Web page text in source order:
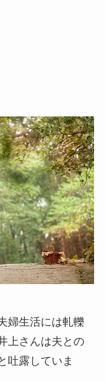
婦生活には軋轢
上さんは夫との
吐露していま